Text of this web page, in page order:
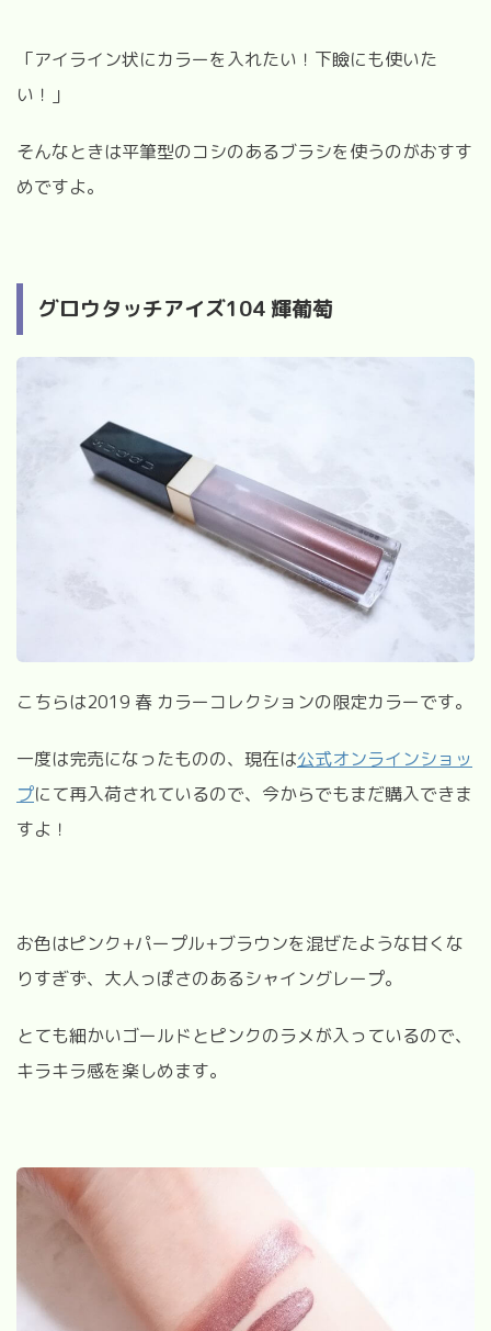
「アイライン状にカラーを入れたい！下瞼にも使いた
い！」
そんなときは平筆型のコシのあるブラシを使うのがおすす
めですよ。
グロウタッチアイズ104 輝葡萄
こちらは2019 春 カラーコレクションの限定カラーです。
一度は完売になったものの、現在は公式オンラインショッ
プにて再入荷されているので、今からでもまだ購入できま
すよ！
お色はピンク+パープル+ブラウンを混ぜたような甘くな
りすぎず、大人っぽさのあるシャイングレープ。
とても細かいゴールドとピンクのラメが入っているので、
キラキラ感を楽しめます。